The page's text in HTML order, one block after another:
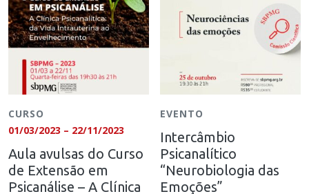
CURSO
01/03/2023 – 22/11/2023
Aula avulsas do Curso
de Extensão em
Psicanálise – A Clínica
EVENTO
Intercâmbio
Psicanalítico
“Neurobiologia das
Emoções”